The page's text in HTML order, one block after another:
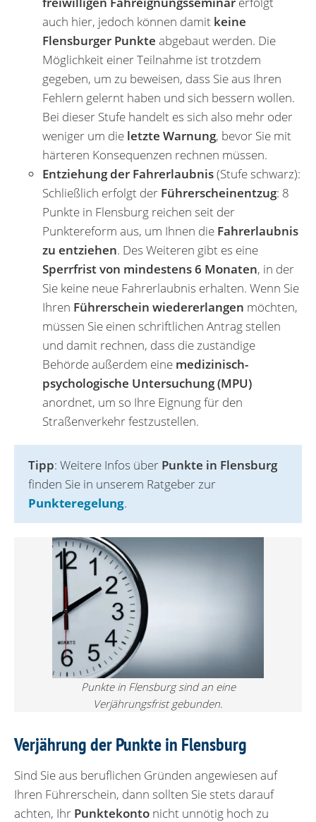
auch hier, jedoch können damit keine
Flensburger Punkte abgebaut werden. Die
Möglichkeit einer Teilnahme ist trotzdem
gegeben, um zu beweisen, dass Sie aus Ihren
Fehlern gelernt haben und sich bessern wollen.
Bei dieser Stufe handelt es sich also mehr oder
weniger um die letzte Warnung, bevor Sie mit
härteren Konsequenzen rechnen müssen.
Entziehung der Fahrerlaubnis(Stufe schwarz):
Schließlich erfolgt der Führerscheinentzug: 8
Punkte in Flensburg reichen seit der
Punktereform aus, um Ihnen die Fahrerlaubnis
zu entziehen. Des Weiteren gibt es eine
Sperrfrist von mindestens 6 Monaten, in der
Sie keine neue Fahrerlaubnis erhalten. Wenn Sie
Ihren Führerschein wiedererlangen möchten,
müssen Sie einen schriftlichen Antrag stellen
und damit rechnen, dass die zuständige
Behörde außerdem eine medizinisch-
psychologische Untersuchung (MPU)
anordnet, um so Ihre Eignung für den
Straßenverkehr festzustellen.
Tipp: Weitere Infos über Punkte in Flensburg
finden Sie in unserem Ratgeber zur
Punkteregelung.
Punkte in Flensburg sind an eine
Verjährungsfrist gebunden.
Verjährung der Punkte in Flensburg
Sind Sie aus beruflichen Gründen angewiesen auf
Ihren Führerschein, dann sollten Sie stets darauf
achten, Ihr Punktekonto nicht unnötig hoch zu